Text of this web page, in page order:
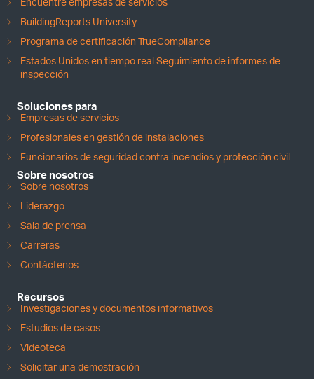
Encuentre empresas de servicios
BuildingReports University
Programa de certificación TrueCompliance
Estados Unidos en tiempo real Seguimiento de informes de
inspección
Soluciones para
Empresas de servicios
Profesionales en gestión de instalaciones
Funcionarios de seguridad contra incendios y protección civil
Sobre nosotros
Sobre nosotros
Liderazgo
Sala de prensa
Carreras
Contáctenos
Recursos
Investigaciones y documentos informativos
Estudios de casos
Videoteca
Solicitar una demostración